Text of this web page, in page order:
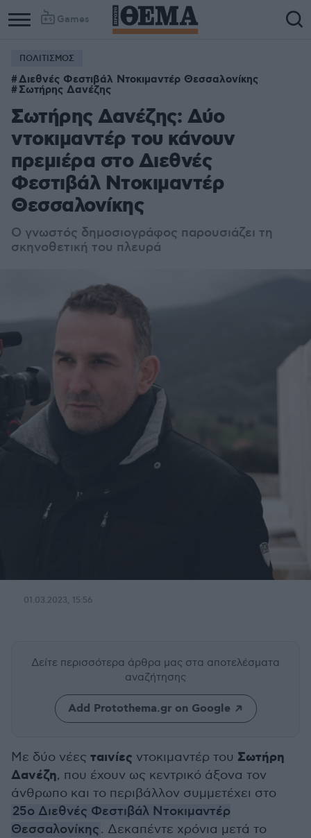
Games
ΠΟΛΙΤΙΣΜΟΣ
Διεθνές Φεστιβάλ Ντοκιμαντέρ Θεσσαλονίκης
Σωτήρης Δανέζης
Σωτήρης Δανέζης: Δύο
ντοκιμαντέρ του κάνουν
πρεμιέρα στο Διεθνές
Φεστιβάλ Ντοκιμαντέρ
Θεσσαλονίκης
Ο γνωστός δημοσιογράφος παρουσιάζει τη
σκηνοθετική του πλευρά
01.03.2023, 15:56
Δείτε περισσότερα άρθρα μας στα αποτελέσματα
αναζήτησης
Add Protothema.gr on Google
Με δύο νέες ταινίες ντοκιμαντέρ του Σωτήρη
Δανέζη, που έχουν ως κεντρικό άξονα τον
άνθρωπο και το περιβάλλον συμμετέχει στο
25ο Διεθνές Φεστιβάλ Ντοκιμαντέρ
Θεσσαλονίκης. Δεκαπέντε χρόνια μετά το